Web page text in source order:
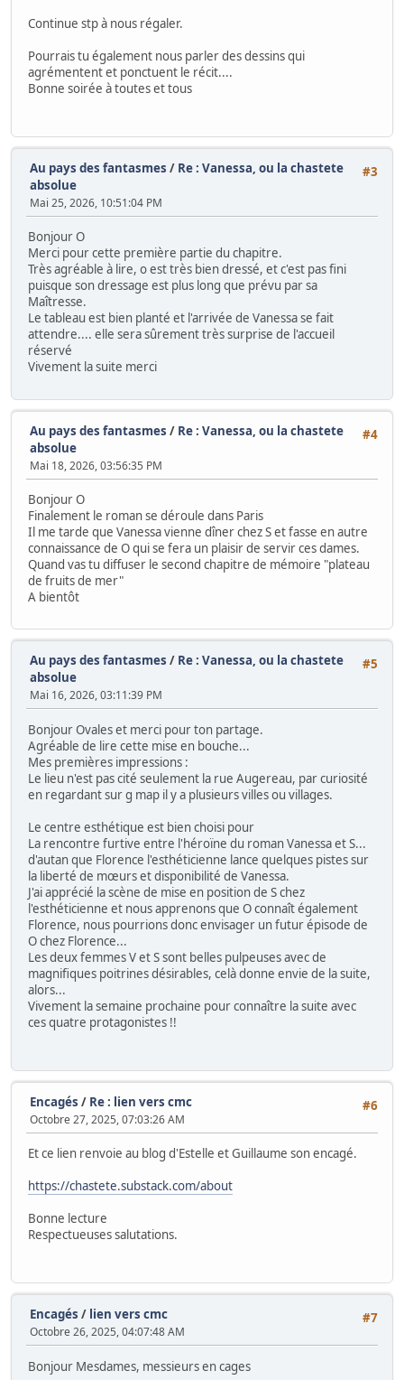
Continue stp à nous régaler.
Pourrais tu également nous parler des dessins qui
agrémentent et ponctuent le récit....
Bonne soirée à toutes et tous
#3
Au pays des fantasmes / Re : Vanessa, ou la chastete
absolue
Mai 25, 2026, 10:51:04 PM
Bonjour O
Merci pour cette première partie du chapitre.
Très agréable à lire, o est très bien dressé, et c'est pas fini
puisque son dressage est plus long que prévu par sa
Maîtresse.
Le tableau est bien planté et l'arrivée de Vanessa se fait
attendre.... elle sera sûrement très surprise de l'accueil
réservé
Vivement la suite merci
#4
Au pays des fantasmes / Re : Vanessa, ou la chastete
absolue
Mai 18, 2026, 03:56:35 PM
Bonjour O
Finalement le roman se déroule dans Paris
Il me tarde que Vanessa vienne dîner chez S et fasse en autre
connaissance de O qui se fera un plaisir de servir ces dames.
Quand vas tu diffuser le second chapitre de mémoire "plateau
de fruits de mer"
A bientôt
#5
Au pays des fantasmes / Re : Vanessa, ou la chastete
absolue
Mai 16, 2026, 03:11:39 PM
Bonjour Ovales et merci pour ton partage.
Agréable de lire cette mise en bouche...
Mes premières impressions :
Le lieu n'est pas cité seulement la rue Augereau, par curiosité
en regardant sur g map il y a plusieurs villes ou villages.
Le centre esthétique est bien choisi pour
La rencontre furtive entre l'héroïne du roman Vanessa et S...
d'autan que Florence l'esthéticienne lance quelques pistes sur
la liberté de mœurs et disponibilité de Vanessa.
J'ai apprécié la scène de mise en position de S chez
l'esthéticienne et nous apprenons que O connaît également
Florence, nous pourrions donc envisager un futur épisode de
O chez Florence...
Les deux femmes V et S sont belles pulpeuses avec de
magnifiques poitrines désirables, celà donne envie de la suite,
alors...
Vivement la semaine prochaine pour connaître la suite avec
ces quatre protagonistes !!
#6
Encagés / Re : lien vers cmc
Octobre 27, 2025, 07:03:26 AM
Et ce lien renvoie au blog d'Estelle et Guillaume son encagé.
https://chastete.substack.com/about
Bonne lecture
Respectueuses salutations.
#7
Encagés / lien vers cmc
Octobre 26, 2025, 04:07:48 AM
Bonjour Mesdames, messieurs en cages